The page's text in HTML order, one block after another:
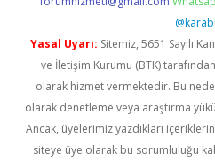
Yasal Uyarı: Sitemiz, 5651 Sayılı
ve İletişim Kurumu (BTK)
olarak hizmet vermektedir. Bu
olarak denetleme veya araştırma
Ancak, üyelerimiz yazdıkları
siteye üye olarak bu sorumluluğu